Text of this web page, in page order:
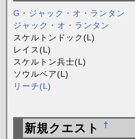
G・ジャック・オ・ランタン
ジャック・オ・ランタン
スケルトンドック(L)
レイス(L)
スケルトン兵士(L)
ソウルベア(L)
リーチ(L)
新規クエスト †